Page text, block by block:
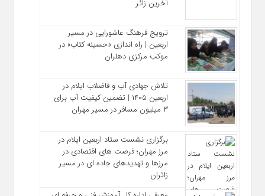
آخرین زائر
ترویج فرهنگ عاشورایی در مسیر
اربعین | راه‌ اندازی «حسینه کتاب» در
موکب مرکزی دهلران
تلاش جهادی آب و فاضلاب ایلام در
اربعین ۱۴۰۵ | تضمین کیفیت آب برای
۳ میلیون مسافر در مسیر مهران
برگزاری نشست ستاد اربعین ایلام در
مرز مهران؛ فرصت‌ های اقتصادی در
مرزها و تهدیدهای جاده‌ ای در مسیر
زائران